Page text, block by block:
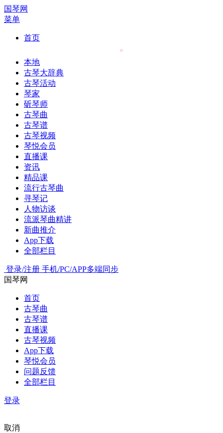
国琴网
菜单
首页
本地
古琴大辞典
古琴活动
琴家
斫琴师
古琴曲
古琴谱
古琴视频
琴悦会员
直播课
资讯
精品课
流行古琴曲
寻琴记
人物访谈
流派琴曲精讲
新曲推介
App下载
全部栏目
登录/注册 手机/PC/APP多端同步
国琴网
首页
古琴曲
古琴谱
直播课
古琴视频
App下载
琴悦会员
问题反馈
全部栏目
登录
取消